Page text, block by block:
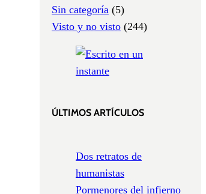
Sin categoría (5)
Visto y no visto (244)
ÚLTIMOS ARTÍCULOS
Dos retratos de
humanistas
Pormenores del infierno